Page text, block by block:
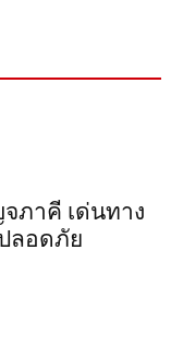
ภาคี​ เด่นทาง
ลอดภัย​